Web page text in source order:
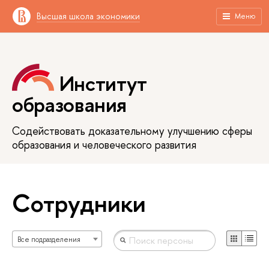
Высшая школа экономики Меню
Институт
образования
Содействовать доказательному улучшению сферы
образования и человеческого развития
Сотрудники
Все подразделения